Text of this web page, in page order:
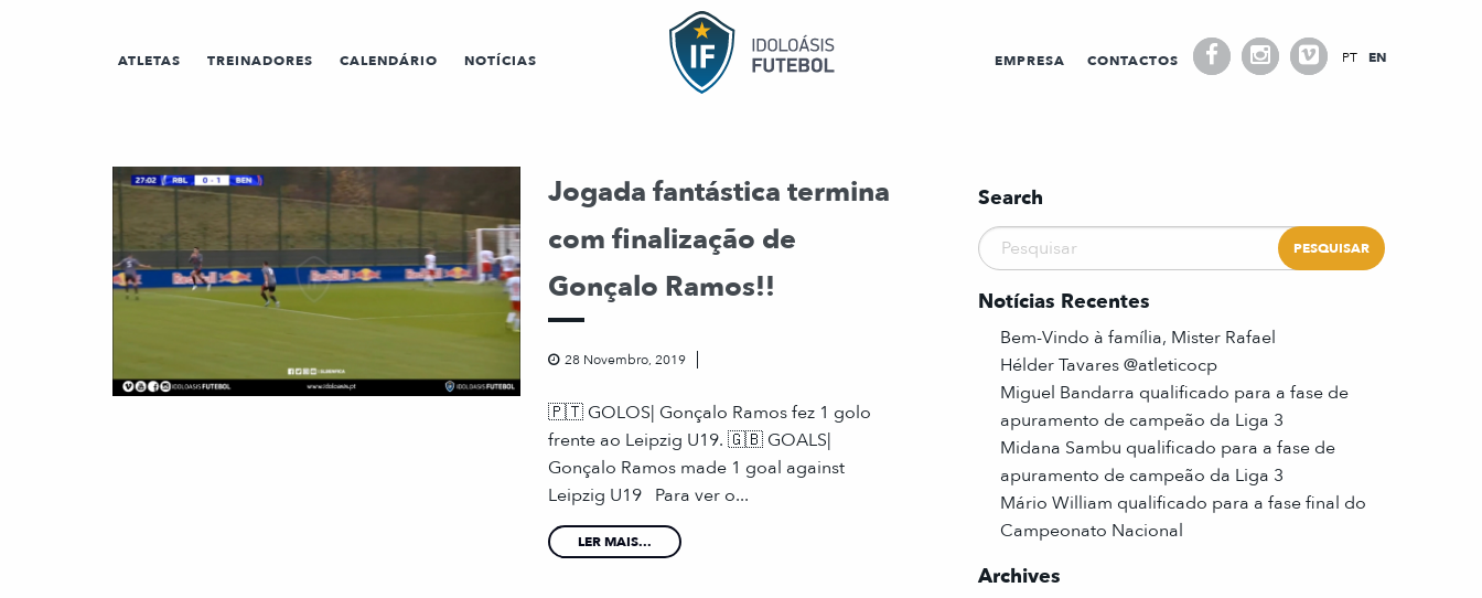
ATLETAS TREINADORES CALENDÁRIO NOTÍCIAS EMPRESA CONTACTOS PT EN
Jogada fantástica termina
com finalização de
Gonçalo Ramos!!
28 Novembro, 2019
🇵🇹 GOLOS| Gonçalo Ramos fez 1 golo
frente ao Leipzig U19. 🇬🇧 GOALS|
Gonçalo Ramos made 1 goal against
Leipzig U19 Para ver o...
LER MAIS...
Search
Notícias Recentes
Bem-Vindo à família, Mister Rafael
Hélder Tavares @atleticocp
Miguel Bandarra qualificado para a fase de
apuramento de campeão da Liga 3
Midana Sambu qualificado para a fase de
apuramento de campeão da Liga 3
Mário William qualificado para a fase final do
Campeonato Nacional
Archives